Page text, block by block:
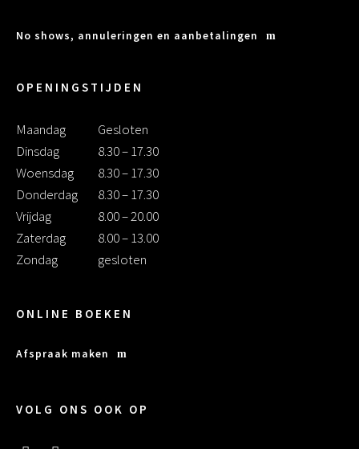
No shows, annuleringen en aanbetalingen
OPENINGSTIJDEN
Maandag
Gesloten
Dinsdag
8.30 – 17.30
Woensdag
8.30 – 17.30
Donderdag
8.30 – 17.30
Vrijdag
8.00 – 20.00
Zaterdag
8.00 – 13.00
Zondag
gesloten
ONLINE BOEKEN
Afspraak maken
VOLG ONS OOK OP